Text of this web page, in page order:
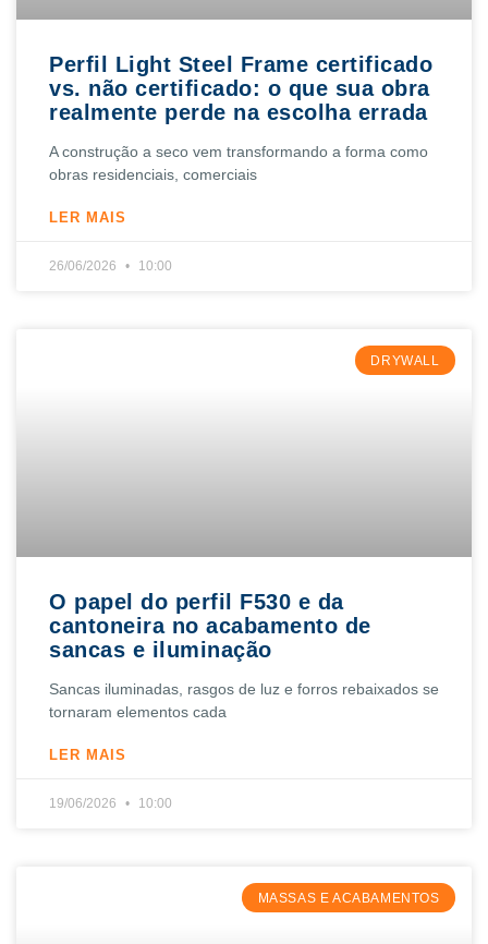
Perfil Light Steel Frame certificado
vs. não certificado: o que sua obra
realmente perde na escolha errada
A construção a seco vem transformando a forma como
obras residenciais, comerciais
LER MAIS
26/06/2026 10:00
DRYWALL
O papel do perfil F530 e da
cantoneira no acabamento de
sancas e iluminação
Sancas iluminadas, rasgos de luz e forros rebaixados se
tornaram elementos cada
LER MAIS
19/06/2026 10:00
MASSAS E ACABAMENTOS